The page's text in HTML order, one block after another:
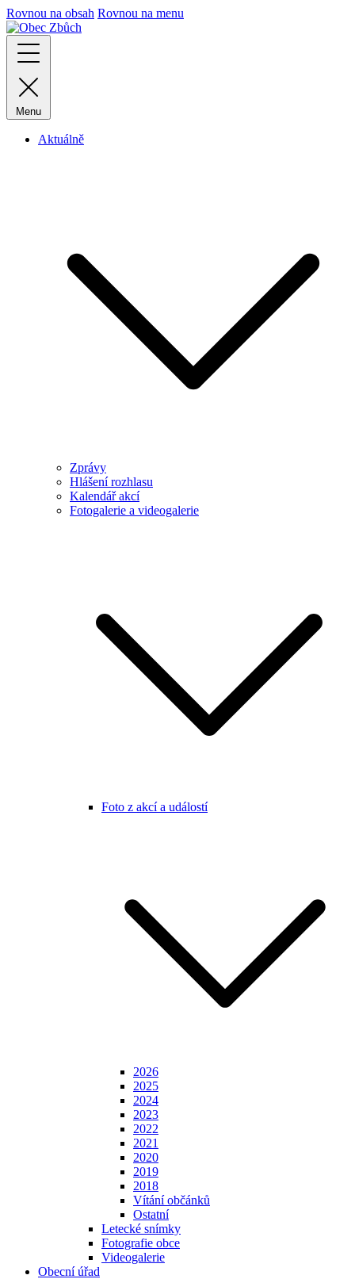
Rovnou na obsah Rovnou na menu
Menu
Aktuálně
Zprávy
Hlášení rozhlasu
Kalendář akcí
Fotogalerie a videogalerie
Foto z akcí a událostí
2026
2025
2024
2023
2022
2021
2020
2019
2018
Vítání občánků
Ostatní
Letecké snímky
Fotografie obce
Videogalerie
Obecní úřad